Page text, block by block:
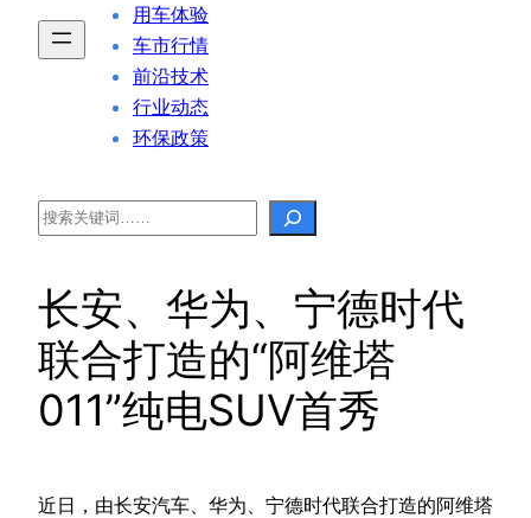
用车体验
车市行情
前沿技术
行业动态
环保政策
Search
长安、华为、宁德时代
联合打造的“阿维塔
011”纯电SUV首秀
近日，由长安汽车、华为、宁德时代联合打造的阿维塔